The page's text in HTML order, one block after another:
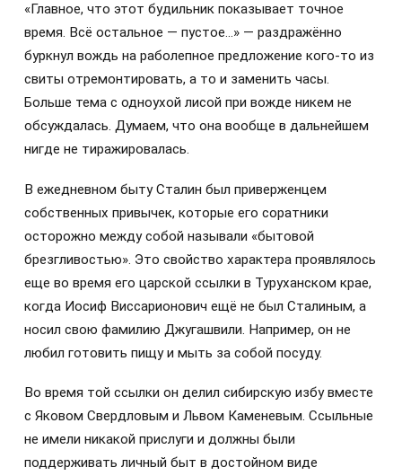
«Главное, что этот будильник показывает точное
время. Всё остальное — пустое…» — раздражённо
буркнул вождь на раболепное предложение кого-то из
свиты отремонтировать, а то и заменить часы.
Больше тема с одноухой лисой при вожде никем не
обсуждалась. Думаем, что она вообще в дальнейшем
нигде не тиражировалась.
В ежедневном быту Сталин был приверженцем
собственных привычек, которые его соратники
осторожно между собой называли «бытовой
брезгливостью». Это свойство характера проявлялось
еще во время его царской ссылки в Туруханском крае,
когда Иосиф Виссарионович ещё не был Сталиным, а
носил свою фамилию Джугашвили. Например, он не
любил готовить пищу и мыть за собой посуду.
Во время той ссылки он делил сибирскую избу вместе
с Яковом Свердловым и Львом Каменевым. Ссыльные
не имели никакой прислуги и должны были
поддерживать личный быт в достойном виде